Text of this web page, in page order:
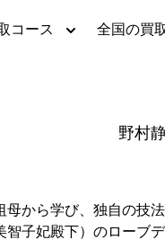
コース 全国の買
野村
母から学び、独自の技
智子妃殿下）のローブ